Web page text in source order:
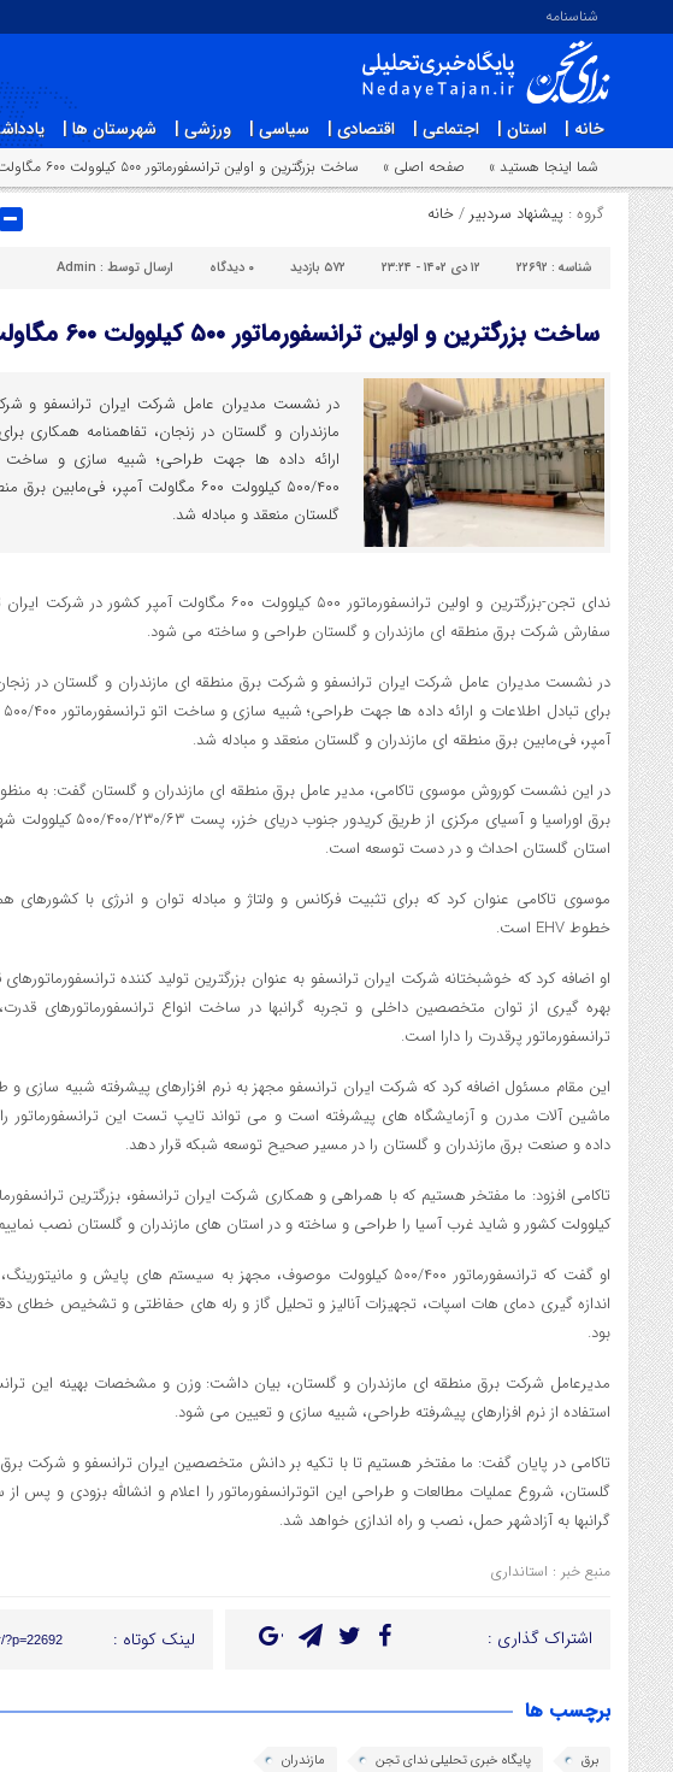
شناسنامه
خانه | استان | اجتماعی | اقتصادی | سیاسی | ورزشی | شهرستان ها |
شما اینجا هستید » صفحه اصلی » ساخت بزرگترین و اولین ترانسفورماتور ۵۰۰ کیلوولت ۶۰۰ مگاولت آمپر کشور
گروه : پیشنهاد سردبیر /خانه
شناسه : ۲۲۶۹۲ ۱۲ دی ۱۴۰۲ - ۲۳:۲۴ ۵۷۲ بازدید ۰ دیدگاه ارسال توسط : Admin
ساخت بزرگترین و اولین ترانسفورماتور ۵۰۰ کیلوولت ۶۰۰ مگاولت آمپر کشور
در نشست مدیران عامل شرکت ایران ترانسفو و
مازندران و گلستان در زنجان، تفاهمنامه همکاری
ارائه داده ها جهت طراحی؛ شبیه سازی و ساخت
۵۰۰/۴۰۰ کیلوولت ۶۰۰ مگاولت آمپر،
گلستان منعقد و مبادله شد.
ندای تجن-بزرگترین و اولین ترانسفورماتور ۵۰۰ کیلوولت ۶۰۰ مگاولت
سفارش شرکت برق منطقه ای مازندران و گلستان طراحی و ساخته می شود. ‎
در نشست مدیران عامل شرکت ایران ترانسفو و شرکت برق منطقه ای مازندران و گلستان در
آمپر، فی‌مابین برق منطقه ای مازندران و گلستان منعقد و مبادله شد.
در این نشست کوروش موسوی تاکامی، مدیر عامل برق منطقه ای مازندران و گلستان گفت: به
برق اوراسیا و آسیای مرکزی از طریق
استان گلستان احداث و در دست توسعه است.
موسوی تاکامی عنوان کرد که برای تثبیت فرکانس و ولتاژ و مبادله توان و انرژی با کشورهای
خطوط EHV است.
او اضافه کرد که خوشبختانه شرکت ایران ترانسفو به عنوان بزرگترین تولید کننده
بهره گیری از توان متخصصین داخلی و تجربه گرانبها در ساخت انواع ترانسفورماتورهای
ترانسفورماتور پرقدرت را دارا است.
این مقام مسئول اضافه کرد که شرکت ایران ترانسفو مجهز به نرم افزارهای پیشرفته شبیه سازی و
ماشین آلات مدرن و آزمایشگاه های پیشرفته است و می تواند تایپ تست این ترانسفورماتور
داده و صنعت برق مازندران و گلستان را در مسیر صحیح توسعه شبکه قرار دهد.
کیلوولت کشور و شاید غرب آسیا را طراحی و ساخته و در استان های مازندران و گلستان نصب
او گفت که ترانسفورماتور ۵۰۰/۴۰۰ کیلوولت موصوف، مجهز به سیستم های پایش و
اندازه گیری دمای هات اسپات، تجهیزات آنالیز و تحلیل گاز و رله های حفاظتی و تشخیص خطای
بود.
مدیرعامل شرکت برق منطقه ای مازندران و گلستان، بیان داشت: وزن و مشخصات بهینه این
استفاده از نرم افزارهای پیشرفته طراحی، شبیه سازی و تعیین می شود.
تاکامی در پایان گفت: ما مفتخر هستیم تا با تکیه بر دانش متخصصین ایران ترانسفو و شرکت برق
گلستان، شروع عملیات مطالعات و طراحی این اتوترانسفورماتور را اعلام و انشالله بزودی و پس
گرانبها به آزادشهر حمل، نصب و راه اندازی خواهد شد.
منبع خبر : استانداری
اشتراک گذاری : لینک کوتاه : ?p=22692
برچسب ها
برق پایگاه خبری تحلیلی ندای تجن مازندران